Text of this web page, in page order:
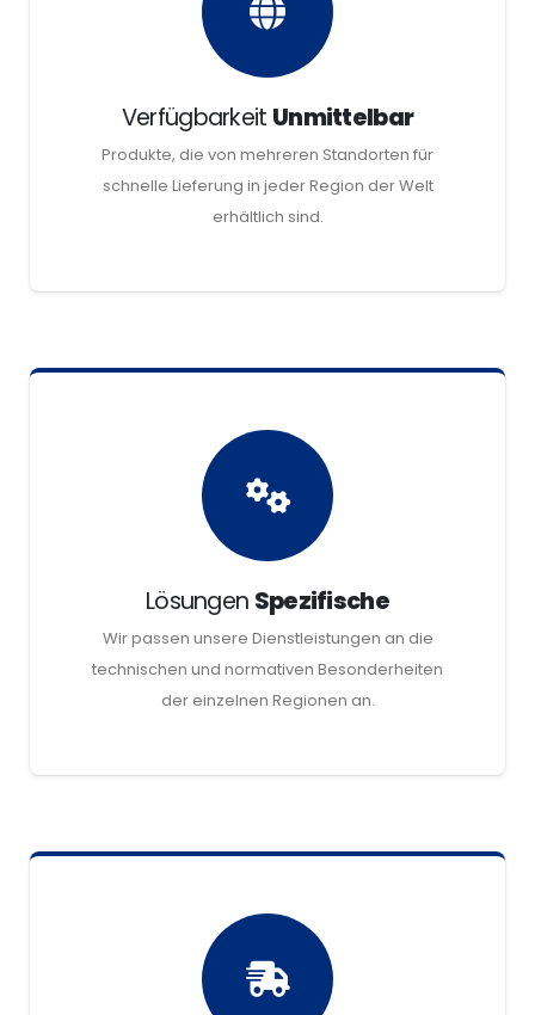
Verfügbarkeit Unmittelbar
Produkte, die von mehreren Standorten für
schnelle Lieferung in jeder Region der Welt
erhältlich sind.
Lösungen Spezifische
Wir passen unsere Dienstleistungen an die
technischen und normativen Besonderheiten
der einzelnen Regionen an.